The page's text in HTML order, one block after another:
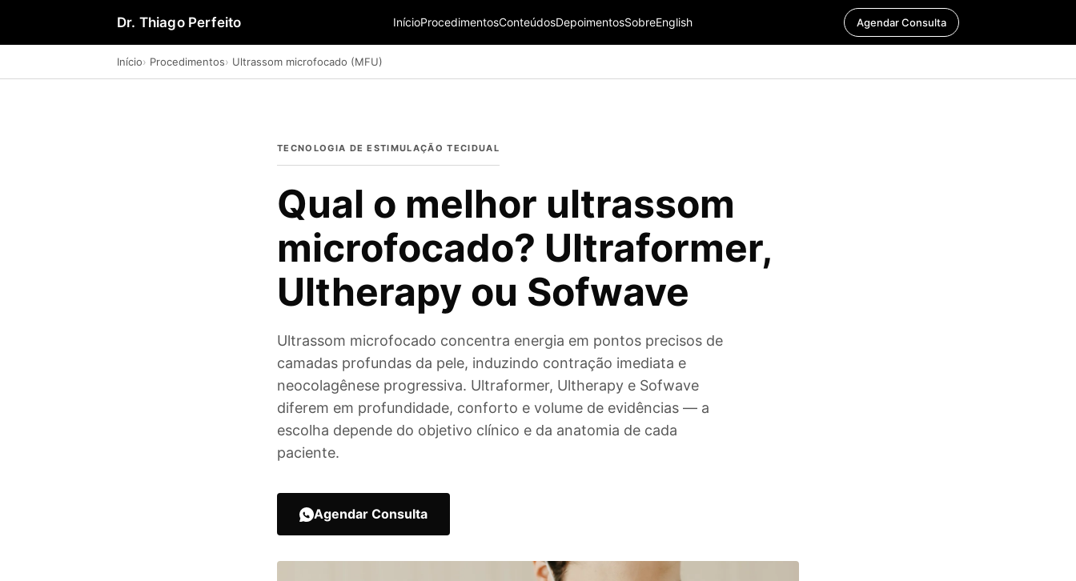
Dr. Thiago Perfeito InícioProcedimentosConteúdosDepoimentosSobreEnglish Agendar Consulta
Início Procedimentos Ultrassom microfocado (MFU)
TECNOLOGIA DE ESTIMULAÇÃO TECIDUAL
Qual o melhor ultrassom
microfocado? Ultraformer,
Ultherapy ou Sofwave
Ultrassom microfocado concentra energia em pontos precisos de
camadas profundas da pele, induzindo contração imediata e
neocolagênese progressiva. Ultraformer, Ultherapy e Sofwave
diferem em profundidade, conforto e volume de evidências — a
escolha depende do objetivo clínico e da anatomia de cada
paciente.
Agendar Consulta